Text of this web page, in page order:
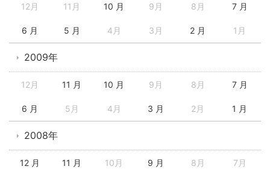
12月 11月 10 月 9月 8月 7 月
6 月 5 月 4月 3月 2 月 1月
2009年
12月 11 月 10 月 9月 8月 7 月
6 月 5月 4月 3 月 2月 1 月
2008年
12 月 11 月 10月 9 月 8月 7月